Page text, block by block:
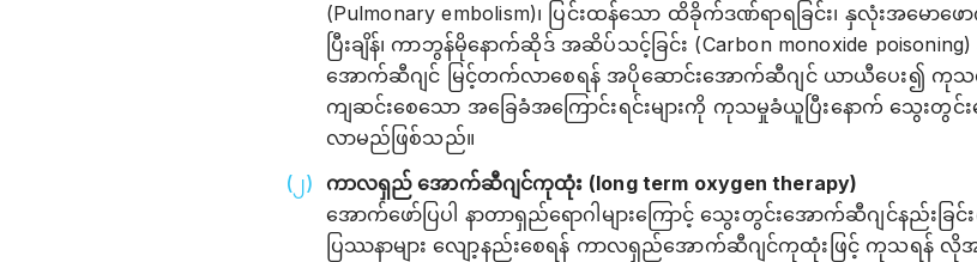
(Pulmonary embolism)၊ ပြင်းထန်သော ထိခိုက်ဒဏ်ရာရခြင်း၊ နှလုံးအမော
ပြီးချိန်၊ ကာဘွန်မိုနောက်ဆိုဒ် အဆိပ်သင့်ခြင်း (Carbon monoxide
အောက်ဆီဂျင် မြင့်တက်လာစေရန် အပိုဆောင်းအောက်ဆီဂျင် ယာယီပေး၍
ကျဆင်းစေသော အခြေခံအကြောင်းရင်းများကို ကုသမှုခံယူပြီးနောက် သွေးတွ
လာမည်ဖြစ်သည်။
ကာလရှည် အောက်ဆီဂျင်ကုထုံး (long term oxygen therapy)
အောက်ဖော်ပြပါ နာတာရှည်ရောဂါများကြောင့် သွေးတွင်းအောက်ဆီဂျင်နည်း
ပြဿနာများ လျော့နည်းစေရန် ကာလရှည်အောက်ဆီဂျင်ကုထုံးဖြင့် ကုသရ